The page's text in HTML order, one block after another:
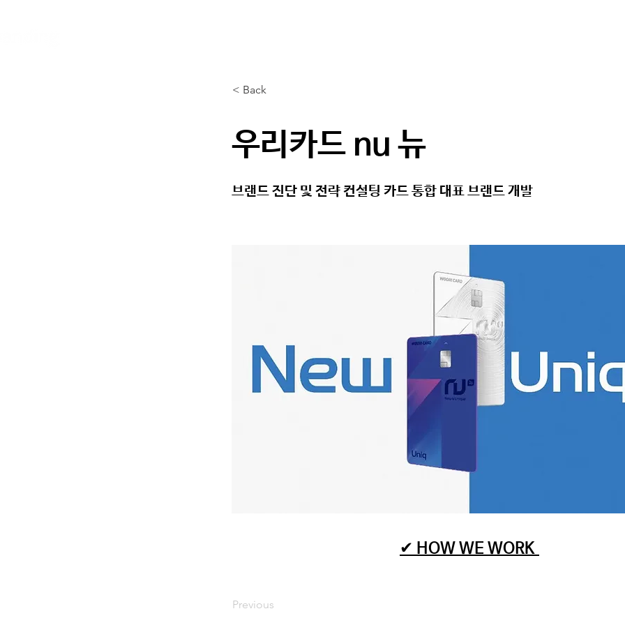
< Back
우리카드 nu 뉴
브랜드 진단 및 전략 컨설팅 카드 통합 대표 브랜드 개발
✔ HOW WE WORK​
Previous